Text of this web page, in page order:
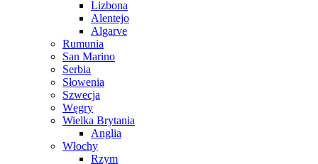
Lizbona
Alentejo
Algarve
Rumunia
San Marino
Serbia
Słowenia
Szwecja
Węgry
Wielka Brytania
Anglia
Włochy
Rzym